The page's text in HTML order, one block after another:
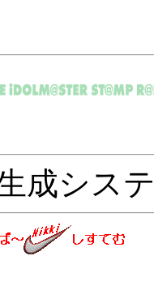
成シス